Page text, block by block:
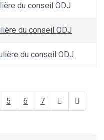
du conseil ODJ
du conseil ODJ
du conseil ODJ
5 6 7